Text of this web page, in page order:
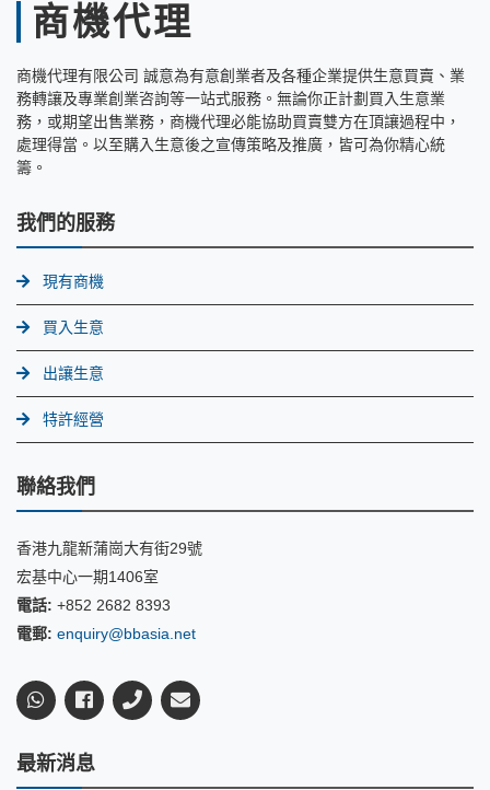
商機代理
商機代理有限公司 誠意為有意創業者及各種企業提供生意買賣、業
務轉讓及專業創業咨詢等一站式服務。無論你正計劃買入生意業
務，或期望出售業務，商機代理必能協助買賣雙方在頂讓過程中，
處理得當。以至購入生意後之宣傳策略及推廣，皆可為你精心統
籌。
我們的服務
現有商機
買入生意
出讓生意
特許經營
聯絡我們
香港九龍新蒲崗大有街29號
宏基中心一期1406室
電話: +852 2682 8393
電郵: enquiry@bbasia.net
最新消息